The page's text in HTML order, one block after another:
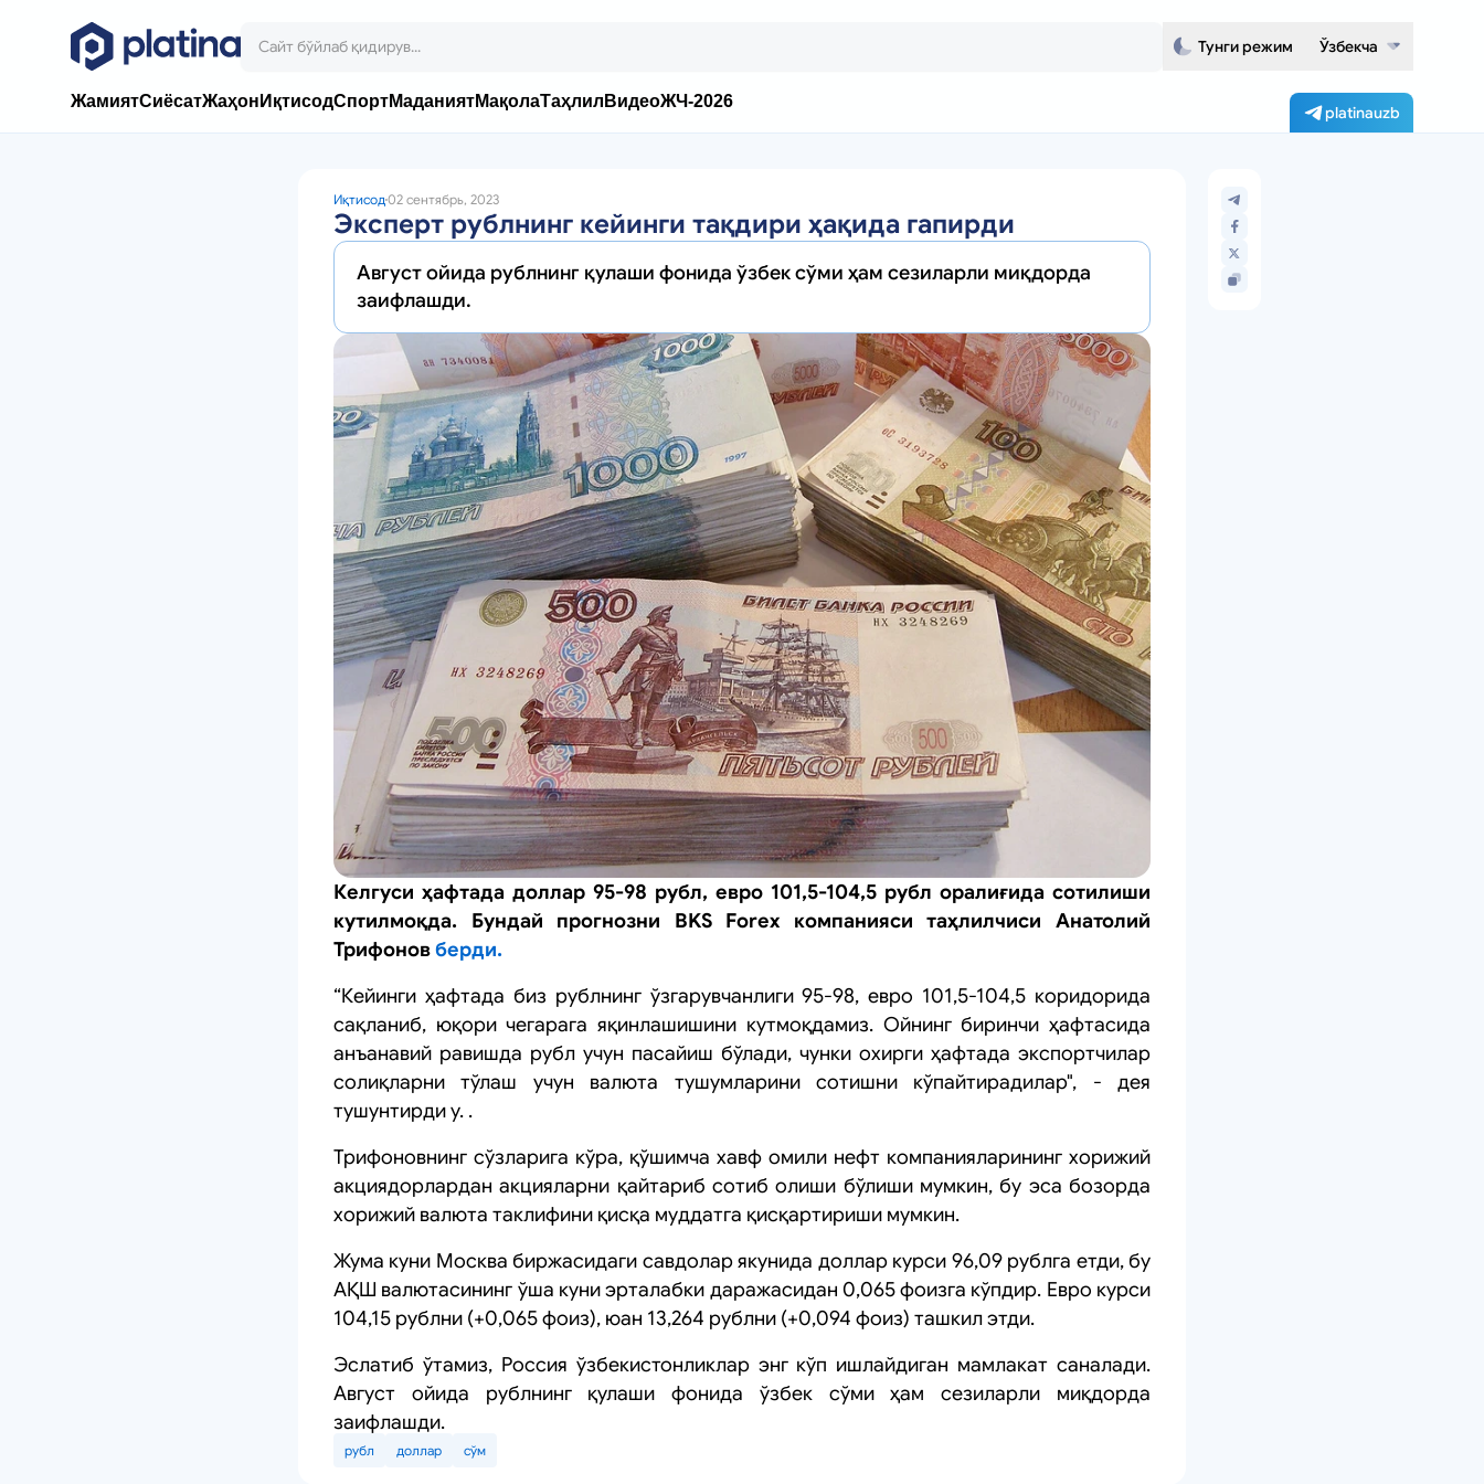
Тунги режим Ўзбекча
ЖамиятСиёсатЖаҳон ИқтисодСпортМаданиятМақолаТаҳлил ВидеоЖЧ-2026
platinauzb
Иқтисод02 сентябрь, 2023
Эксперт рублнинг кейинги тақдири ҳақида гапирди
Август ойида рублнинг қулаши фонида ўзбек сўми ҳам сезиларли миқдорда
заифлашди.
Келгуси ҳафтада доллар 95-98 рубл, евро 101,5-104,5 рубл оралиғида сотилиши
кутилмоқда. Бундай прогнозни BKS Forex компанияси таҳлилчиси Aнатолий
Трифоновберди.
“Кейинги ҳафтада биз рублнинг ўзгарувчанлиги 95-98, евро 101,5-104,5 коридорида
сақланиб, юқори чегарага яқинлашишини кутмоқдамиз. Ойнинг биринчи ҳафтасида
анъанавий равишда рубл учун пасайиш бўлади, чунки охирги ҳафтада экспортчилар
солиқларни тўлаш учун валюта тушумларини сотишни кўпайтирадилар", - дея
тушунтирди у. .
Трифоновнинг сўзларига кўра, қўшимча хавф омили нефт компанияларининг хорижий
акциядорлардан акцияларни қайтариб сотиб олиши бўлиши мумкин, бу эса бозорда
хорижий валюта таклифини қисқа муддатга қисқартириши мумкин.
Жума куни Москва биржасидаги савдолар якунида доллар курси 96,09 рублга етди, бу
АҚШ валютасининг ўша куни эрталабки даражасидан 0,065 фоизга кўпдир. Евро курси
104,15 рублни (+0,065 фоиз), юан 13,264 рублни (+0,094 фоиз) ташкил этди.
Эслатиб ўтамиз, Россия ўзбекистонликлар энг кўп ишлайдиган мамлакат саналади.
Август ойида рублнинг қулаши фонида ўзбек сўми ҳам сезиларли миқдорда
заифлашди.
рубл доллар сўм